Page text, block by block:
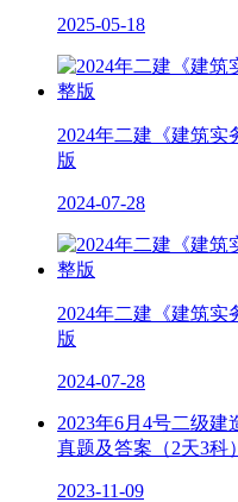
2025-05-18
2024年二建《建筑
版
2024-07-28
2024年二建《建筑
版
2024-07-28
2023年6月4号二级建
真题及答案（2天3科）
2023-11-09